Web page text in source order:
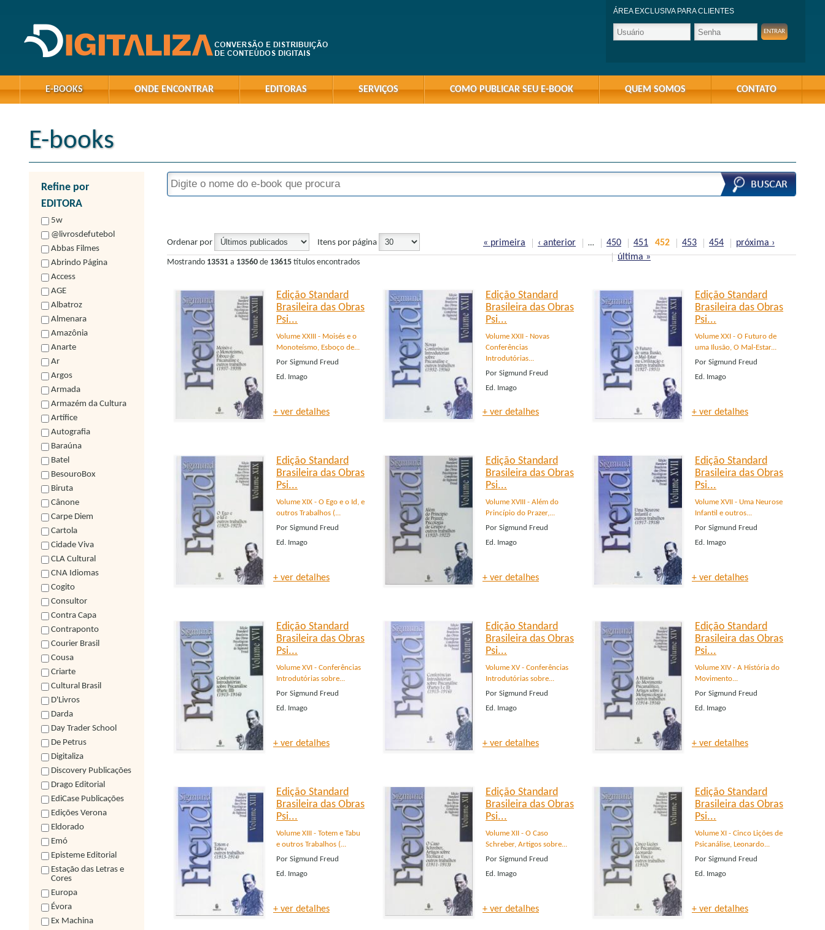
ÁREA EXCLUSIVA PARA CLIENTES
E-BOOKS ONDE ENCONTRAR EDITORAS SERVIÇOS COMO PUBLICAR SEU E-BOOK QUEM SOMOS CONTATO
E-books
Refine por
EDITORA
5w
@livrosdefutebol
Abbas Filmes
Abrindo Página
Access
AGE
Albatroz
Almenara
Amazônia
Anarte
Ar
Argos
Armada
Armazém da Cultura
Artífice
Autografia
Baraúna
Batel
BesouroBox
Biruta
Cânone
Carpe Diem
Cartola
Cidade Viva
CLA Cultural
CNA Idiomas
Cogito
Consultor
Contra Capa
Contraponto
Courier Brasil
Cousa
Criarte
Cultural Brasil
D'Livros
Darda
Day Trader School
De Petrus
Digitaliza
Discovery Publicações
Drago Editorial
EdiCase Publicações
Edições Verona
Eldorado
Emó
Episteme Editorial
Estação das Letras e
Cores
Europa
Évora
Ex Machina
Ordenar por Itens por página Páginas
« primeira ‹ anterior … 450 451 452 453 454
próxima ›
última »
Mostrando 13531 a 13560 de 13615 títulos encontrados
Edição Standard
Brasileira das Obras
Psi...
Volume XXIII - Moisés e o
Monoteísmo, Esboço de...
Por Sigmund Freud
Ed. Imago
+ ver detalhes
Edição Standard
Brasileira das Obras
Psi...
Volume XXII - Novas
Conferências
Introdutórias...
Por Sigmund Freud
Ed. Imago
+ ver detalhes
Edição Standard
Brasileira das Obras
Psi...
Volume XXI - O Futuro de
uma Ilusão, O Mal-Estar...
Por Sigmund Freud
Ed. Imago
+ ver detalhes
Edição Standard
Brasileira das Obras
Psi...
Volume XIX - O Ego e o Id, e
outros Trabalhos (...
Por Sigmund Freud
Ed. Imago
+ ver detalhes
Edição Standard
Brasileira das Obras
Psi...
Volume XVIII - Além do
Princípio do Prazer,...
Por Sigmund Freud
Ed. Imago
+ ver detalhes
Edição Standard
Brasileira das Obras
Psi...
Volume XVII - Uma Neurose
Infantil e outros...
Por Sigmund Freud
Ed. Imago
+ ver detalhes
Edição Standard
Brasileira das Obras
Psi...
Volume XVI - Conferências
Introdutórias sobre...
Por Sigmund Freud
Ed. Imago
+ ver detalhes
Edição Standard
Brasileira das Obras
Psi...
Volume XV - Conferências
Introdutórias sobre...
Por Sigmund Freud
Ed. Imago
+ ver detalhes
Edição Standard
Brasileira das Obras
Psi...
Volume XIV - A História do
Movimento...
Por Sigmund Freud
Ed. Imago
+ ver detalhes
Edição Standard
Brasileira das Obras
Psi...
Volume XIII - Totem e Tabu
e outros Trabalhos (...
Por Sigmund Freud
Ed. Imago
+ ver detalhes
Edição Standard
Brasileira das Obras
Psi...
Volume XII - O Caso
Schreber, Artigos sobre...
Por Sigmund Freud
Ed. Imago
+ ver detalhes
Edição Standard
Brasileira das Obras
Psi...
Volume XI - Cinco Lições de
Psicanálise, Leonardo...
Por Sigmund Freud
Ed. Imago
+ ver detalhes